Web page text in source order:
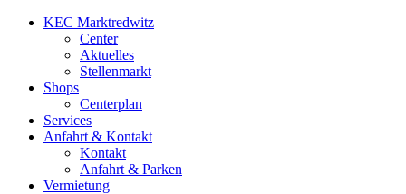
KEC Marktredwitz
Center
Aktuelles
Stellenmarkt
Shops
Centerplan
Services
Anfahrt & Kontakt
Kontakt
Anfahrt & Parken
Vermietung